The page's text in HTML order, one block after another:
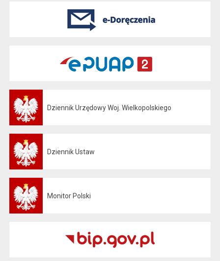
Dziennik Urzędowy Woj. Wielkopolskiego
Dziennik Ustaw
Monitor Polski